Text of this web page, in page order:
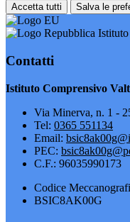
Accetta tutti Salva le
Contatti
Istituto Comprensivo
Via Minerva, n. 1 -
Tel: 0365 551134
Email:
PEC:
C.F.: 96035990173
Codice
BSIC8AK00G